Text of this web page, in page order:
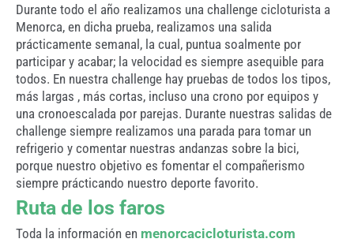
Durante todo el año realizamos una challenge cicloturista a
Menorca, en dicha prueba, realizamos una salida
prácticamente semanal, la cual, puntua soalmente por
participar y acabar; la velocidad es siempre asequible para
todos. En nuestra challenge hay pruebas de todos los tipos,
más largas , más cortas, incluso una crono por equipos y
una cronoescalada por parejas. Durante nuestras salidas de
challenge siempre realizamos una parada para tomar un
refrigerio y comentar nuestras andanzas sobre la bici,
porque nuestro objetivo es fomentar el compañerismo
siempre prácticando nuestro deporte favorito.
Ruta de los faros
Toda la información en menorcacicloturista.com